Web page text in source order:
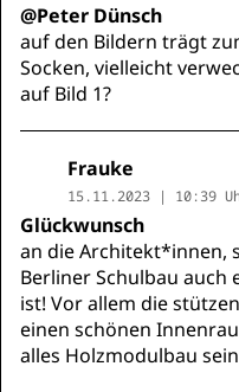
@Peter Dünsch
auf den Bildern trägt
Socken, vielleicht
auf Bild 1?
Frauke
15.11.2023 | 10:39
Glückwunsch
an die Architekt*innen,
Berliner Schulbau auch
ist! Vor allem die
einen schönen
alles Holzmodulbau